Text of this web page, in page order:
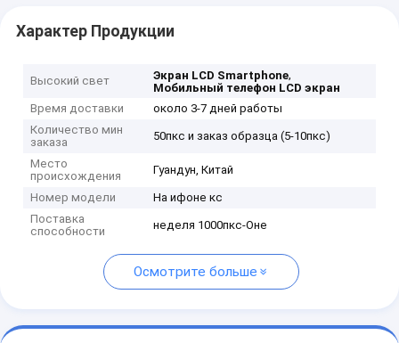
Характер Продукции
Высокий свет Экран LCD Smartphone,
Мобильный телефон LCD экран
Время доставки
около 3-7 дней работы
Количество мин
заказа
50пкс и заказ образца (5-10пкс)
Место
происхождения
Гуандун, Китай
Номер модели
На ифоне кс
Поставка
способности
неделя 1000пкс-Оне
Осмотрите больше